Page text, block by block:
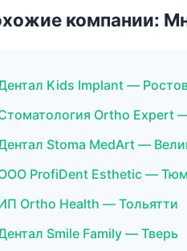
компании:
Kids Implant —
Ortho Expert
Stoma MedArt —
ProfiDent Esthetic —
Ortho Health — Тольятти
Smile Family — Тверь